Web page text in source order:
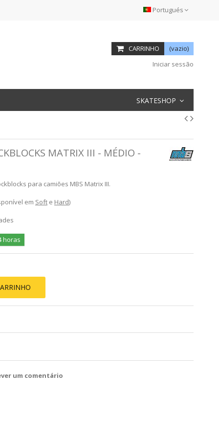
Portugués
CARRINHO
(vazio)
Iniciar sessão
SKATESHOP
MATRIX III - MÉDIO -
para camiões MBS Matrix III.
em Soft e Hard)
horas
um comentário